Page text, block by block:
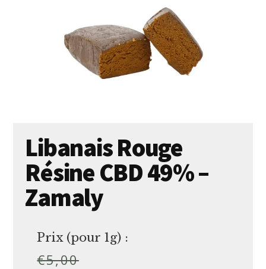
Libanais Rouge
Résine CBD 49% –
Zamaly
Prix (pour 1g) :
€5,00